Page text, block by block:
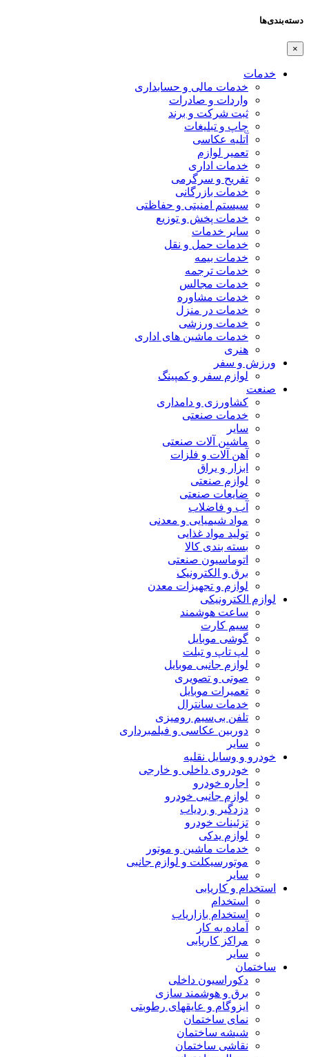
دسته‌بندی‌ها
×
خدمات
خدمات مالی و حسابداری
واردات و صادرات
ثبت شرکت و برند
چاپ و تبلیغات
آتلیه عکاسی
تعمیر لوازم
خدمات اداری
تفریح و سرگرمی
خدمات بازرگانی
سیستم امنیتی و حفاظتی
خدمات پخش و توزیع
سایر خدمات
خدمات حمل و نقل
خدمات بیمه
خدمات ترجمه
خدمات مجالس
خدمات مشاوره
خدمات در منزل
خدمات ورزشی
خدمات ماشین های اداری
هنری
ورزش و سفر
لوازم سفر و کمپینگ
صنعت
کشاورزی و دامداری
خدمات صنعتی
سایر
ماشین آلات صنعتی
آهن آلات و فلزات
ابزار و یراق
لوازم صنعتی
ضایعات صنعتی
آب و فاضلاب
مواد شیمیایی و معدنی
تولید مواد غذایی
بسته بندی کالا
اتوماسیون صنعتی
برق و الکترونیک
لوازم و تجهیزات معدن
لوازم الکترونیکی
ساعت هوشمند
سیم کارت
گوشی موبایل
لپ تاپ و تبلت
لوازم جانبی موبایل
صوتی و تصویری
تعمیرات موبایل
خدمات سانترال
تلفن بی‌سیم رومیزی
دوربین عکاسی و فیلمبرداری
سایر
خودرو و وسایل نقلیه
خودروی داخلی و خارجی
اجاره خودرو
لوازم جانبی خودرو
دزدگیر و ردیاب
تزئینات خودرو
لوازم یدکی
خدمات ماشین و موتور
موتورسیکلت و لوازم جانبی
سایر
استخدام و کاریابی
استخدام
استخدام بازاریاب
آماده به کار
مراکز کاریابی
سایر
ساختمان
دکوراسیون داخلی
برق و هوشمند سازی
ایزوگام و عایقهای رطوبتی
نمای ساختمان
شیشه ساختمان
نقاشی ساختمان